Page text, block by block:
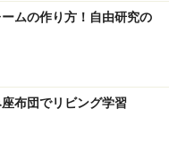
ムの作り方！自由研究の
布団でリビング学習